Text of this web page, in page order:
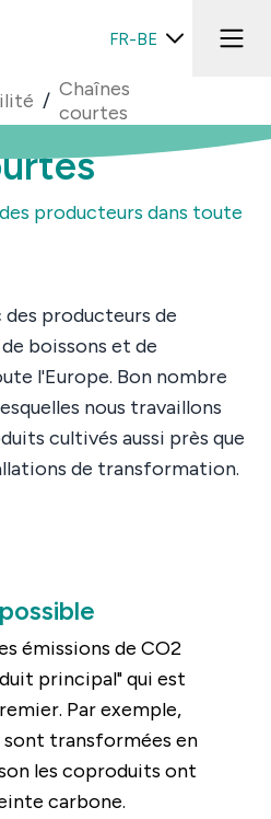
FR-BE
/ Chaînes
courtes
producteurs dans toute
producteurs de
boissons et de
l'Europe. Bon nombre
nous travaillons
cultivés aussi près que
de transformation.
émissions de CO2
principal" qui est
Par exemple,
transformées en
les coproduits ont
carbone.